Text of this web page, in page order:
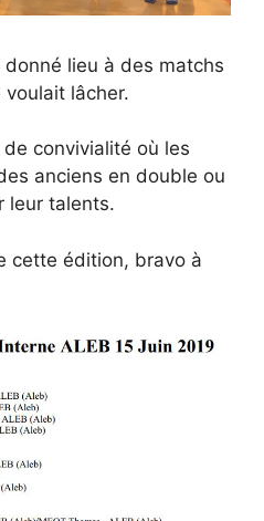
lieu à des matchs
voulait lâcher.
convivialité où les
anciens en double ou
leur talents.
cette édition, bravo à